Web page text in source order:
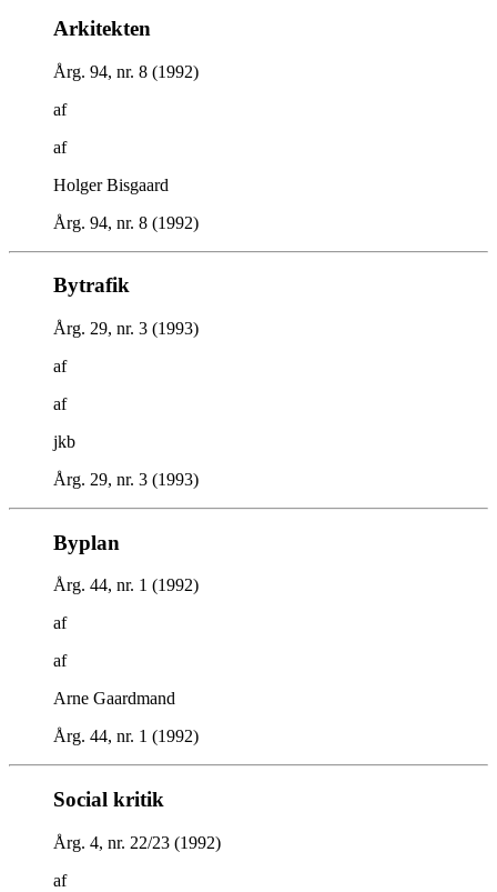
Arkitekten
Årg. 94, nr. 8 (1992)
af
af
Holger Bisgaard
Årg. 94, nr. 8 (1992)
Bytrafik
Årg. 29, nr. 3 (1993)
af
af
jkb
Årg. 29, nr. 3 (1993)
Byplan
Årg. 44, nr. 1 (1992)
af
af
Arne Gaardmand
Årg. 44, nr. 1 (1992)
Social kritik
Årg. 4, nr. 22/23 (1992)
af